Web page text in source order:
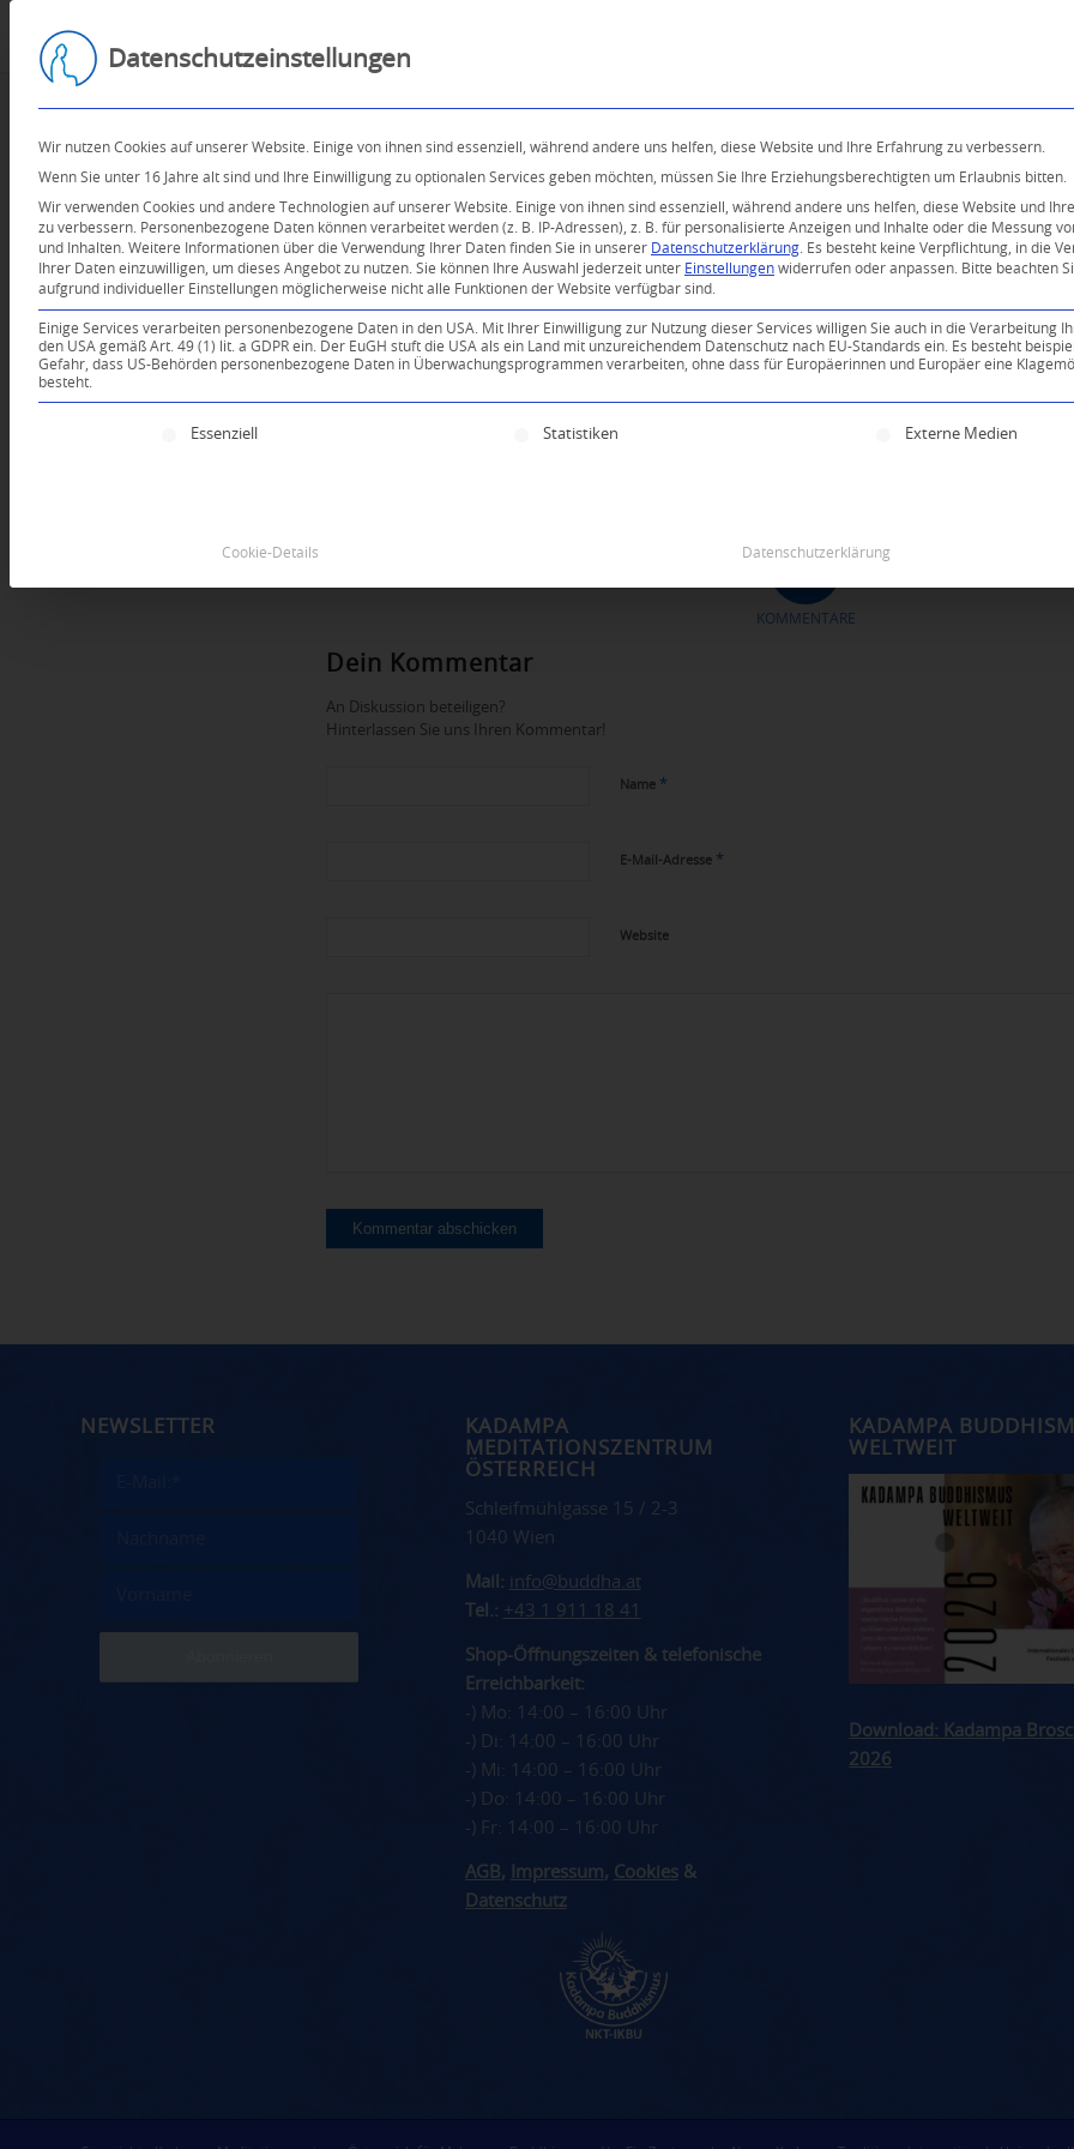
KOMMENTARE
Dein Kommentar
An Diskussion beteiligen?
Hinterlassen Sie uns Ihren Kommentar!
Name *
E-Mail-Adresse *
Website
NEWSLETTER
KADAMPA
MEDITATIONSZENTRUM
ÖSTERREICH
Schleifmühlgasse 15 / 2-3
1040 Wien
Mail: info@buddha.at
Tel.: +43 1 911 18 41
Shop-Öffnungszeiten & telefonische
Erreichbarkeit:
-) Mo: 14:00 – 16:00 Uhr
-) Di: 14:00 – 16:00 Uhr
-) Mi: 14:00 – 16:00 Uhr
-) Do: 14:00 – 16:00 Uhr
-) Fr: 14:00 – 16:00 Uhr
AGB , Impressum, Cookies&
Datenschutz
KADAMPA
WELTWEIT
Download: Kadampa
2026
Datenschutzeinstellungen
Wir nutzen Cookies auf unserer Website. Einige von ihnen sind essenziell, während andere uns helfen, diese Website und Ihre Erfahrung zu verbessern.
Wenn Sie unter 16 Jahre alt sind und Ihre Einwilligung zu optionalen Services geben möchten, müssen Sie Ihre Erziehungsberechtigten um Erlaubnis bitten.
Wir verwenden Cookies und andere Technologien auf unserer Website. Einige von ihnen sind essenziell, während andere uns helfen, diese Website und
zu verbessern.
Personenbezogene Daten können verarbeitet werden (z. B. IP-Adressen), z. B. für personalisierte Anzeigen und Inhalte oder die Messung
und Inhalten. Weitere Informationen über die Verwendung Ihrer Daten finden Sie in unserer Datenschutzerklärung
Es besteht keine Verpflichtung, in die
Ihrer Daten einzuwilligen, um dieses Angebot zu nutzen. Sie können Ihre Auswahl jederzeit unter Einstellungen widerrufen oder anpassen.
Bitte beachten
aufgrund individueller Einstellungen möglicherweise nicht alle Funktionen der Website verfügbar sind.
Einige Services verarbeiten personenbezogene Daten in den USA. Mit Ihrer Einwilligung zur Nutzung dieser Services willigen Sie auch in die Verarbeitung
den USA gemäß Art. 49 (1) lit. a GDPR ein. Der EuGH stuft die USA als ein Land mit unzureichendem Datenschutz nach EU-Standards ein. Es besteht
Gefahr, dass US-Behörden personenbezogene Daten in Überwachungsprogrammen verarbeiten, ohne dass für Europäerinnen und Europäer eine
besteht.
Es folgt eine Liste der Service-Gruppen, für die eine Einwilligung erteilt werden kann. Die erste
Essenziell Statistiken Externe Medien
Cookie-Details Datenschutzerklärung